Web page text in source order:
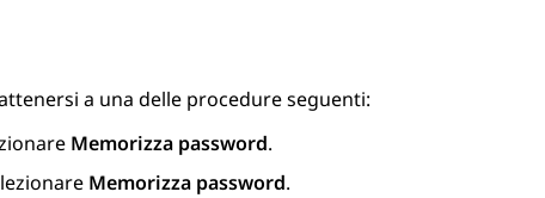
a una delle procedure seguenti:
Memorizza password.
Memorizza password.